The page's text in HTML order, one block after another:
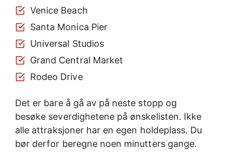
Venice Beach
Santa Monica Pier
Universal Studios
Grand Central Market
Rodeo Drive
Det er bare å gå av på neste stopp og
besøke severdighetene på ønskelisten. Ikke
alle attraksjoner har en egen holdeplass. Du
bør derfor beregne noen minutters gange.